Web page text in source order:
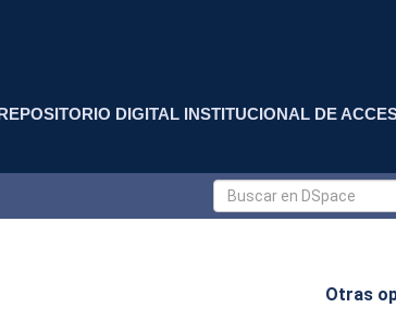
DIGITAL INSTITUCIONAL DE
Otras